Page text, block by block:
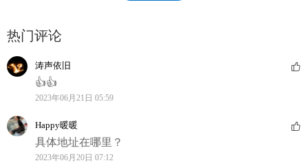
热门评论
涛声依旧
👍👍
2023年06月21日 05:59
Happy暖暖
具体地址在哪里？
2023年06月20日 07:12